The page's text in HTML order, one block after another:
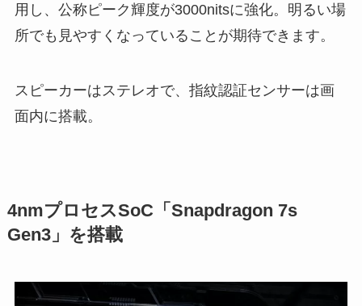
用し、公称ピーク輝度が3000nitsに強化。明るい場
所でも見やすくなっていることが期待できます。
スピーカーはステレオで、指紋認証センサーは画
面内に搭載。
4nmプロセスSoC「Snapdragon 7s
Gen3」を搭載